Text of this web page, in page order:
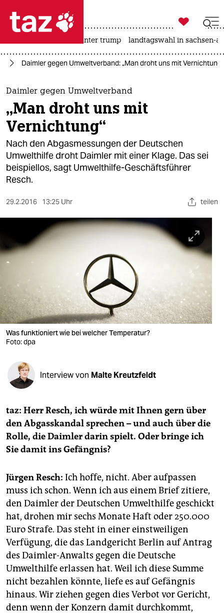
 taz zahl ich
taz zahl ich
themen
politik
öko
gesellschaft
kultur
sport
nord
verlag
veranstaltungen
fragen & hilfe
unterstützen
abo
genossenschaft
epaper login

taz zahl ich
usa unter trump landtagswahl in sachsen-
Daimler gegen Umweltverband: „Man droht uns mit Vernichtung“
Daimler gegen Umweltverband
„Man droht uns mit
Vernichtung“
Nach den Abgasmessungen der Deutschen
Umwelthilfe droht Daimler mit einer Klage. Das sei
beispiellos, sagt Umwelthilfe-Geschäftsführer
Resch.
29.2.2016 13:25 Uhr teilen
Was funktioniert wie bei welcher Temperatur?
Foto: dpa
Interview von Malte Kreutzfeldt
taz: Herr Resch, ich würde mit Ihnen gern über
den Abgasskandal sprechen – und auch über die
Rolle, die Daimler darin spielt. Oder bringe ich
Sie damit ins Gefängnis?
Jürgen Resch: Ich hoffe, nicht. Aber aufpassen
muss ich schon. Wenn ich aus einem Brief zitiere,
den Daimler der Deutschen Umwelthilfe geschickt
hat, drohen mir sechs Monate Haft oder 250.000
Euro Strafe. Das steht in einer einstweiligen
Verfügung, die das Landgericht Berlin auf Antrag
des Daimler-Anwalts gegen die Deutsche
Umwelthilfe erlassen hat. Weil ich diese Summe
nicht bezahlen könnte, liefe es auf Gefängnis
hinaus. Wir ziehen gegen dies Verbot vor Gericht,
denn wenn der Konzern damit durchkommt,